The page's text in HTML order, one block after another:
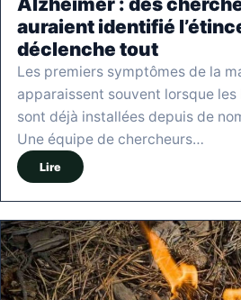
auraient identifié
déclenche tout
Les premiers symptômes de la
apparaissent souvent lorsque
sont déjà installées depuis de
Une équipe de chercheurs…
Lire